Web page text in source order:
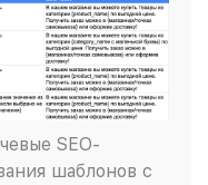
SEO-
шаблонов с